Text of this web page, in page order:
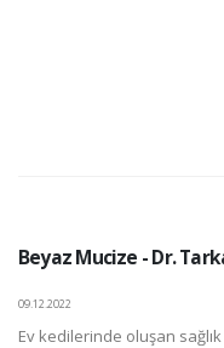
Beyaz Mucize - Dr.
09.12.2022
Ev kedilerinde oluşan